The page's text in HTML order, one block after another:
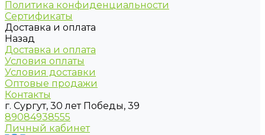
Политика конфиденциальности
Сертификаты
Доставка и оплата
Назад
Доставка и оплата
Условия оплаты
Условия доставки
Оптовые продажи
Контакты
г. Сургут, 30 лет Победы, 39
89084938555
Личный кабинет